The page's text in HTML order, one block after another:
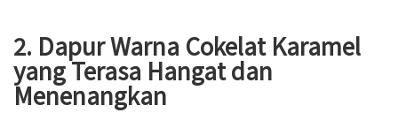
2. Dapur Warna Cokelat Karamel
yang Terasa Hangat dan
Menenangkan